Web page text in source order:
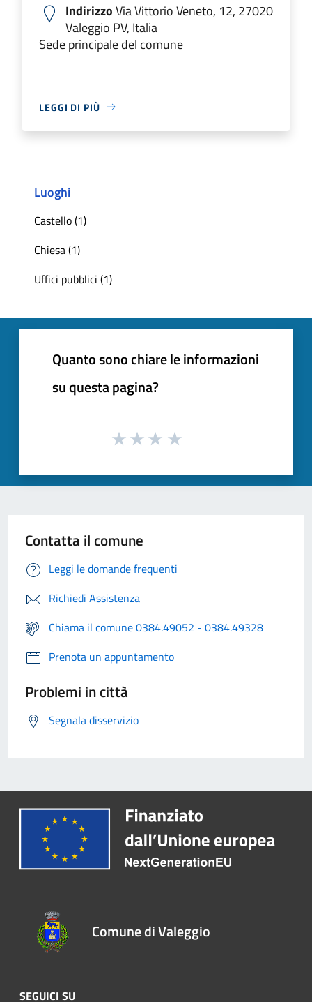
IndirizzoVia Vittorio Veneto, 12, 27020
Valeggio PV, Italia
Sede principale del comune
LEGGI DI PIÙ
Luoghi
Castello (1)
Chiesa (1)
Uffici pubblici (1)
Quanto sono chiare le informazioni
su questa pagina?
Contatta il comune
Leggi le domande frequenti
Richiedi Assistenza
Chiama il comune 0384.49052 - 0384.49328
Prenota un appuntamento
Problemi in città
Segnala disservizio
Comune di Valeggio
SEGUICI SU